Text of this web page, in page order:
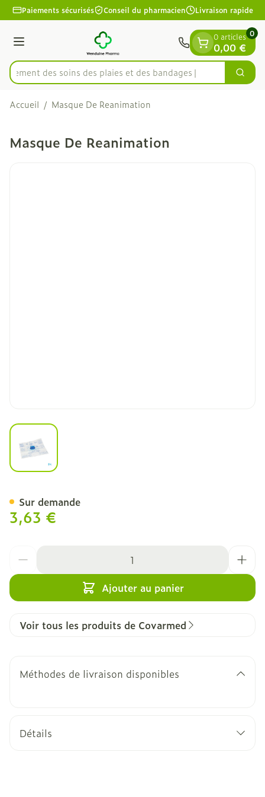
Aller au contenu
1 de 1
Paiements sécurisés Conseil du pharmacien Livraison rapide
Menu
Rechercherdes soins des plaies et des bandages
0 articles
0,00 €
0
Accueil / Masque De Reanimation
Masque De Reanimation
View larger image
3,63 €
Ajouter au panier
Sur demande
Voir tous les produits de Covarmed
Méthodes de livraison disponibles
Détails